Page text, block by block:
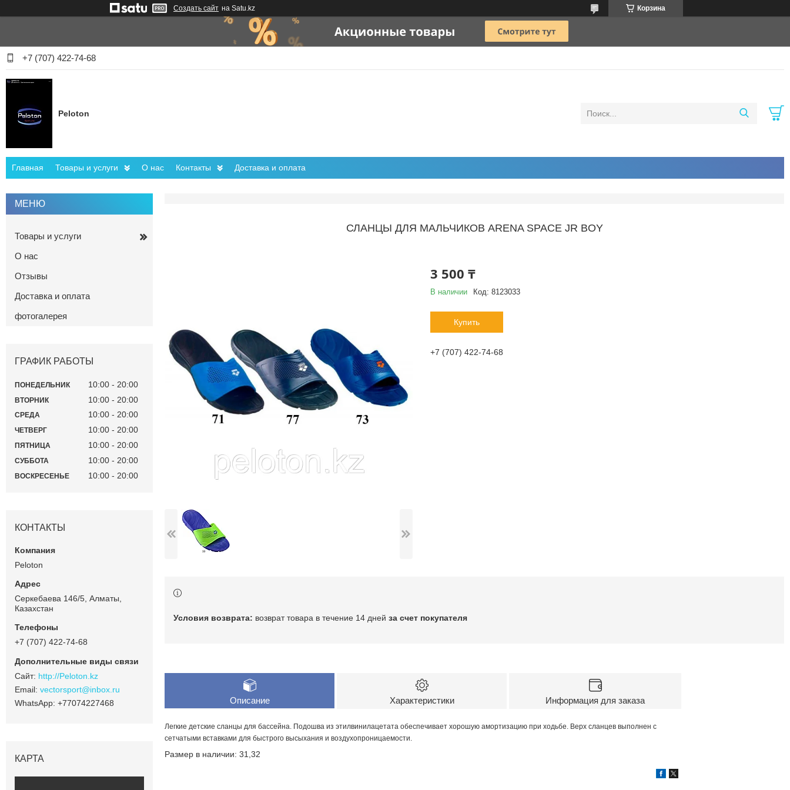
Создать сайт на Satu.kz Корзина
+7 (707) 422-74-68
Peloton
Главная Товары и услуги О нас Контакты Доставка и оплата
СЛАНЦЫ ДЛЯ МАЛЬЧИКОВ ARENA SPACE JR BOY
3 500 ₸
В наличии Код: 8123033
Купить
+7 (707) 422-74-68
возврат товара в течение 14 дней за счет покупателя
Описание Характеристики Информация для заказа
Легкие детские сланцы для бассейна. Подошва из этилвинилацетата обеспечивает хорошую амортизацию при ходьбе. Верх сланцев выполнен с
сетчатыми вставками для быстрого высыхания и воздухопроницаемости.
Размер в наличии: 31,32
Товары и услуги
О нас
Отзывы
Доставка и оплата
фотогалерея
ГРАФИК РАБОТЫ
ПОНЕДЕЛЬНИК 10:00 20:00
ВТОРНИК 10:00 20:00
СРЕДА 10:00 20:00
ЧЕТВЕРГ 10:00 20:00
ПЯТНИЦА 10:00 20:00
СУББОТА 10:00 20:00
ВОСКРЕСЕНЬЕ 10:00 20:00
КОНТАКТЫ
Peloton
Серкебаева 146/5, Алматы,
Казахстан
+7 (707) 422-74-68
http://Peloton.kz
vectorsport@inbox.ru
+77074227468
КАРТА